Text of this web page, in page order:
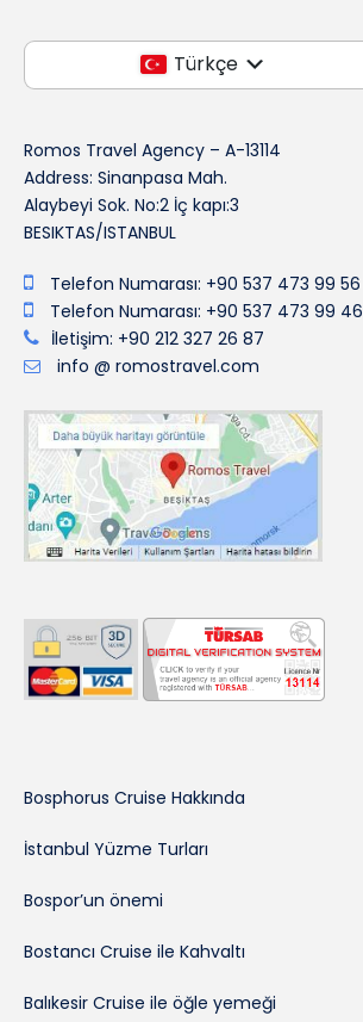
Türkçe
Romos Travel Agency – A-13114
Address: Sinanpasa Mah.
Alaybeyi Sok. No:2 İç kapı:3
BESIKTAS/ISTANBUL
Telefon Numarası: +90 537 473 99 56
Telefon Numarası: +90 537 473 99 46
İletişim: +90 212 327 26 87
info @ romostravel.com
Bosphorus Cruise Hakkında
İstanbul Yüzme Turları
Bospor’un önemi
Bostancı Cruise ile Kahvaltı
Balıkesir Cruise ile öğle yemeği